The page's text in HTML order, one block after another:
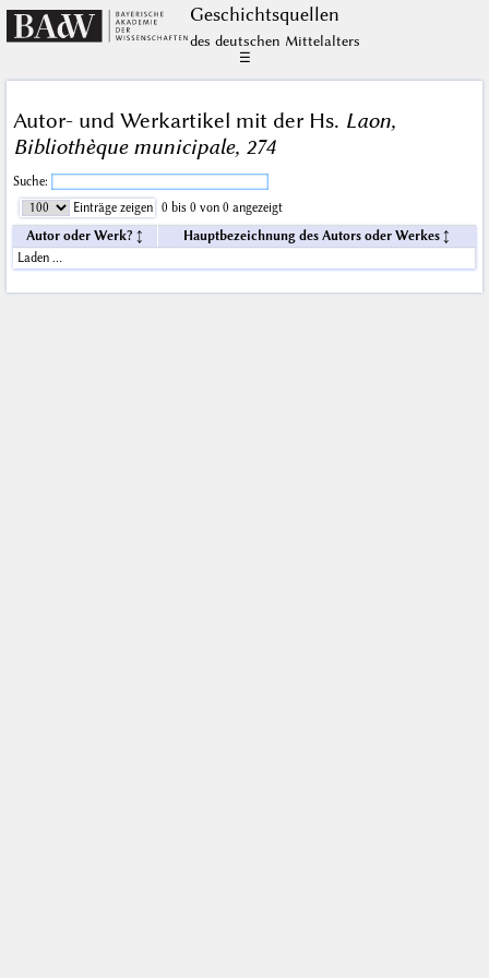
Geschichts­quellen
des deutschen Mittelalters
☰
Autor- und Werkartikel mit der Hs. Laon,
Bibliothèque municipale, 274
Suche:
Einträge zeigen
0 bis 0 von 0 angezeigt
Autor oder Werk?
Hauptbezeichnung des Autors oder Werkes
Laden …